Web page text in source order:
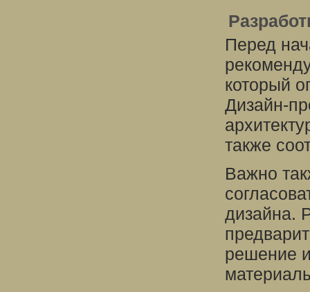
Перед
который
Дизайн-
также
Важно
дизайна.
решение